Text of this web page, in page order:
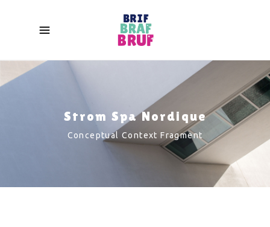
Strom Spa Nordique
Conceptual Context Fragment